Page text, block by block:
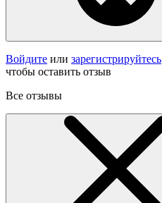
Войдите или зарегистрируйтесь
чтобы оставить отзыв
Все отзывы